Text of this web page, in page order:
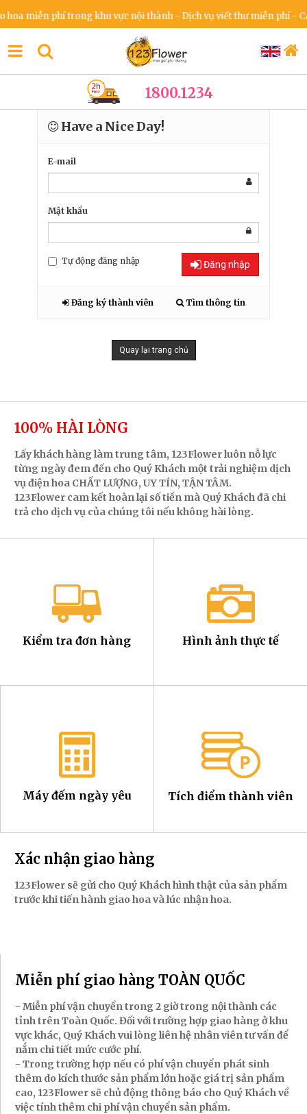
miễn phí trong khu vực nội thành - Dịch vụ viết thư miễn phí -
1800.1234
Have a Nice Day!
E-mail
Mật khẩu
Tự động đăng nhập Đăng nhập
Đăng ký thành viên Tìm thông tin
Quay lại trang chủ
100% HÀI LÒNG
Lấy khách hàng làm trung tâm, 123Flower luôn nỗ lực
từng ngày đem đến cho Quý Khách một trải nghiệm dịch
vụ điện hoa CHẤT LƯỢNG, UY TÍN, TẬN TÂM.
123Flower cam kết hoàn lại số tiền mà Quý Khách đã chi
trả cho dịch vụ của chúng tôi nếu không hài lòng.
Kiểm tra đơn hàng Hình ảnh thực tế
Máy đếm ngày yêu Tích điểm thành viên
Xác nhận giao hàng
123Flower sẽ gửi cho Quý Khách hình thật của sản phẩm
trước khi tiến hành giao hoa và lúc nhận hoa.
Miễn phí giao hàng TOÀN QUỐC
- Miễn phí vận chuyển trong 2 giờ trong nội thành các
tỉnh trên Toàn Quốc. Đối với trường hợp giao hàng ở khu
vực khác, Quý Khách vui lòng liên hệ nhân viên tư vấn để
nắm chi tiết mức cước phí.
- Trong trường hợp nếu có phí vận chuyển phát sinh
thêm do kích thước sản phẩm lớn hoặc giá trị sản phẩm
cao, 123Flower sẽ chủ động thông báo cho Quý Khách về
việc tính thêm chi phí vận chuyển sản phẩm.